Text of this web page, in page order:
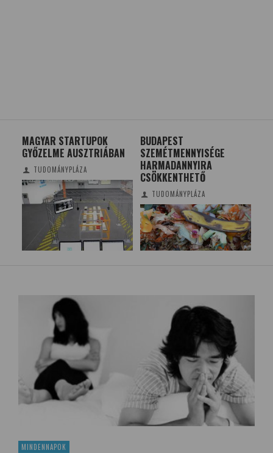
MAGYAR STARTUPOK
GYŐZELME AUSZTRIÁBAN
TUDOMÁNYPLÁZA
BUDAPEST
SZEMÉTMENNYISÉGE
HARMADANNYIRA
CSÖKKENTHETŐ
TUDOMÁNYPLÁZA
MINDENNAPOK